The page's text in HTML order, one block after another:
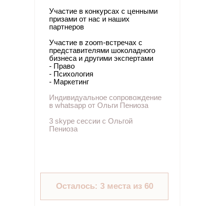
Участие в конкурсах с ценными
призами от нас и наших
партнеров
Участие в zoom-встречах с
представителями шоколадного
бизнеса и другими экспертами
- Право
- Психология
- Маркетинг
Индивидуальное сопровождение
в whatsapp от Ольги Пениоза
3 skype сессии с Ольгой
Пениоза
Осталось: 3 места из 60